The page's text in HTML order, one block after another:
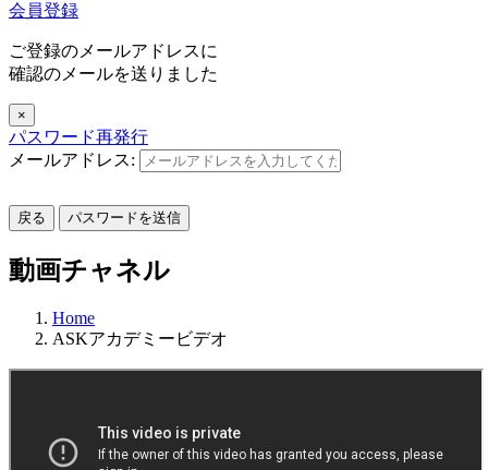
会員登録
ご登録のメールアドレスに
確認のメールを送りました
×
パスワード再発行
メールアドレス:
戻る パスワードを送信
動画チャネル
Home
ASKアカデミービデオ